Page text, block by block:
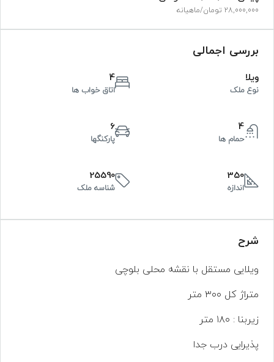
28,000,000 تومان /ماهیانه
بررسی اجمالی
ویلا
نوع ملک
4
اتاق خواب ها
4
حمام ها
6
پارکنگها
350
اندازه
25590
شناسه ملک
شرح
ویلایی مستقل با نقشه محلی بلوچی
متراژ کل ۳۰۰ متر
زیربنا : ۱۸۰ متر
پذیرایی درب جدا